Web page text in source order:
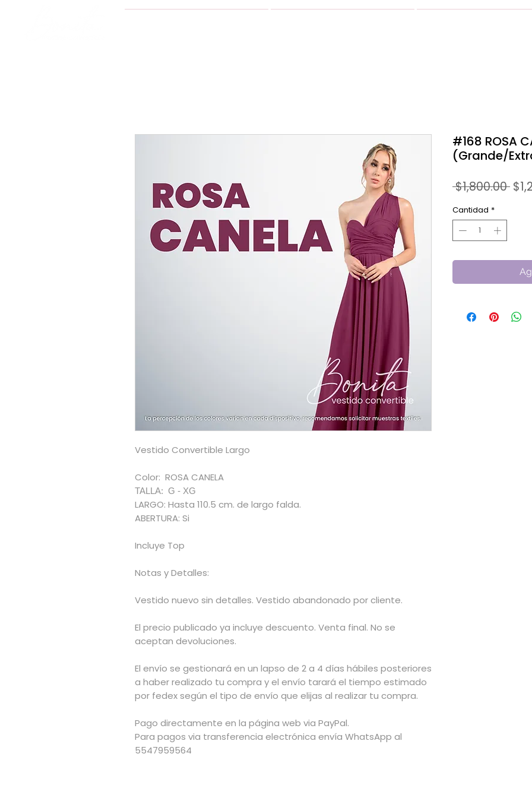
Vestido Convertible Largo
Color: ROSA CANELA
TALLA: G - XG
LARGO: Hasta 110.5 cm. de largo falda.
ABERTURA: Si
Incluye Top
Notas y Detalles:
Vestido nuevo sin detalles. Vestido abandonado por cliente.
El precio publicado ya incluye descuento. Venta final. No se
aceptan devoluciones.
El envío se gestionará en un lapso de 2 a 4 días hábiles posteriores
a haber realizado tu compra y el envío tarará el tiempo estimado
por fedex según el tipo de envío que elijas al realizar tu compra.
Pago directamente en la página web via PayPal.
Para pagos via transferencia electrónica envía WhatsApp al
5547959564
#168 ROSA
(Grande/
$1,800.00
Cantidad *